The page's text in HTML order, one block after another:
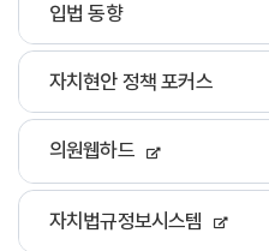
입법 동향
자치현안 정책 포커스
의원웹하드
자치법규정보시스템